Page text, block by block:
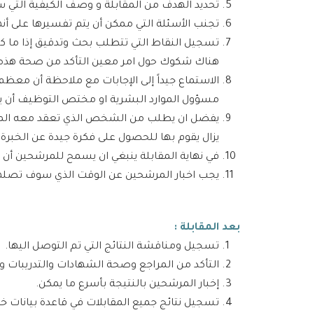
تحديد الهدف من المقابلة و وصف الكيفية
تجنب الأسئلة التي ممكن أن يتم تفسيرها على
تسجيل النقاط التي تتطلب بحث وتدقيق إذا ما
هناك شكوك حول امر معين التأكد من صحة
الاستماع جيداً إلى الإجابات مع ملاحظة أن
مسؤول الموارد البشرية او مختص التوظيف أن
يفضل ان يطلب من الشخص الذي تعقد معه
يزال يقوم بها للحصول على فكرة جيدة عن الخبرة
في نهاية المقابلة ينبغي ان يسمح للمرشحين
يجب اخبار المرشحين عن الوقت الذي سوف
بعد المقابلة :
تسجيل ومناقشة النتائج التي تم التوصل اليها.
التأكد من المراجع وصحة الشهادات والتدريبات
إخبار المرشحين بالنتيجة بأسرع ما يمكن.
تسجيل نتائج جميع المقابلات في قاعدة بيانات